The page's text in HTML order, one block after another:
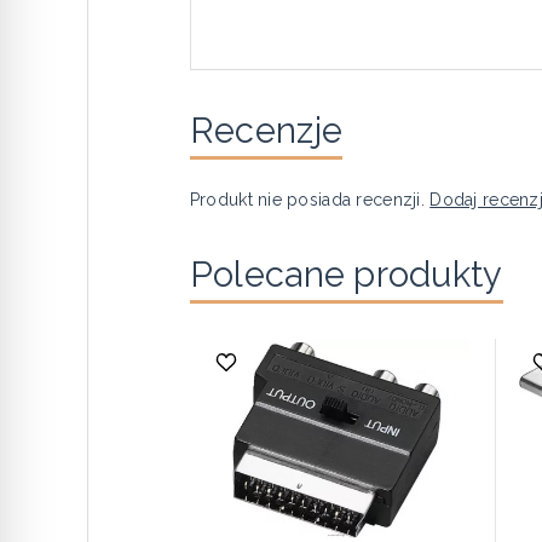
Recenzje
Produkt nie posiada recenzji. Dodaj
Polecane produkty